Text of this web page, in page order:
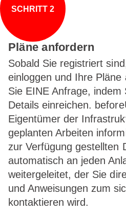
SCHRITT 2
Pläne anfordern
Sobald Sie registriert
einloggen und Ihre Pläne
Sie EINE Anfrage, indem
Details einreichen.
Eigentümer der
geplanten Arbeiten
zur Verfügung gestellten
automatisch an jeden
weitergeleitet, der Sie
und Anweisungen zum
kontaktieren wird.